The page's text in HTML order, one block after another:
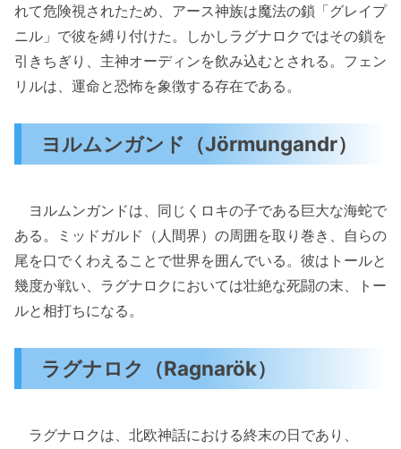
れて危険視されたため、アース神族は魔法の鎖「グレイプ
ニル」で彼を縛り付けた。しかしラグナロクではその鎖を
引きちぎり、主神オーディンを飲み込むとされる。フェン
リルは、運命と恐怖を象徴する存在である。
ヨルムンガンド（Jörmungandr）
ヨルムンガンドは、同じくロキの子である巨大な海蛇で
ある。ミッドガルド（人間界）の周囲を取り巻き、自らの
尾を口でくわえることで世界を囲んでいる。彼はトールと
幾度か戦い、ラグナロクにおいては壮絶な死闘の末、トー
ルと相打ちになる。
ラグナロク（Ragnarök）
ラグナロクは、北欧神話における終末の日であり、